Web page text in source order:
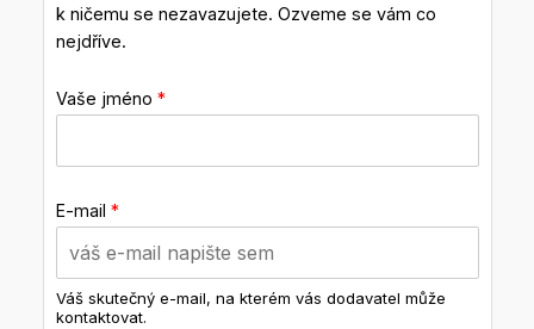
k ničemu se nezavazujete. Ozveme se vám co
nejdříve.
Vaše jméno *
E-mail *
Váš skutečný e-mail, na kterém vás dodavatel může
kontaktovat.